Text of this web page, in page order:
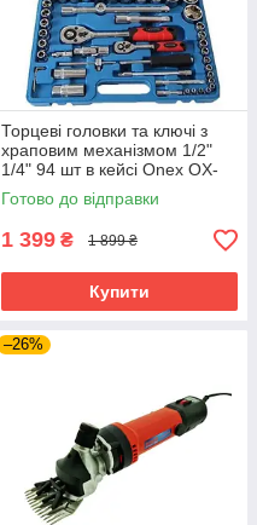
Торцеві головки та ключі з
храповим механізмом 1/2"
1/4" 94 шт в кейсі Onex OX-
249M набір торцевих ключів
Готово до відправки
1 399 ₴ 1 899 ₴
Купити
–26%